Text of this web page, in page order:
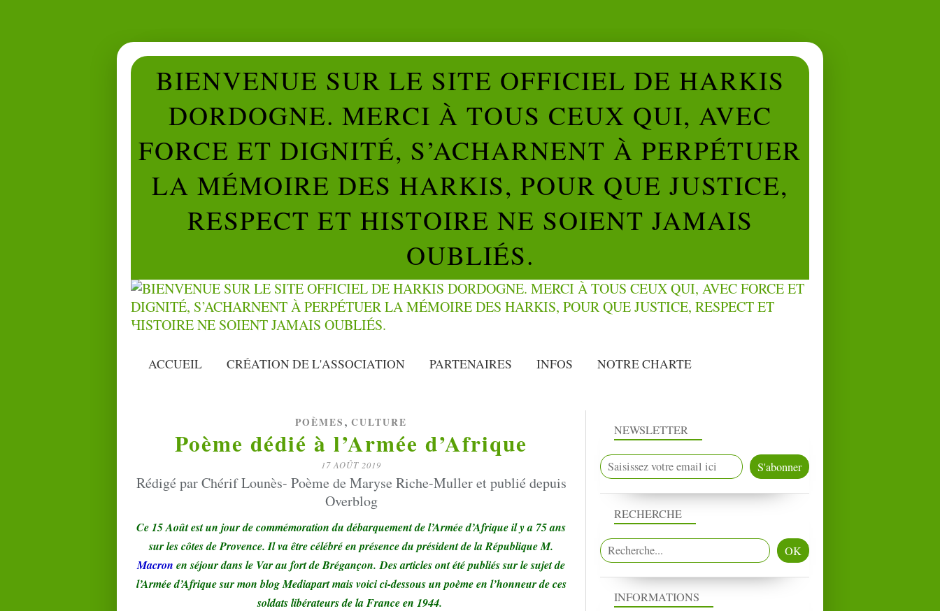
BIENVENUE SUR LE SITE OFFICIEL DE HARKIS
DORDOGNE. MERCI À TOUS CEUX QUI, AVEC
FORCE ET DIGNITÉ, S’ACHARNENT À PERPÉTUER
LA MÉMOIRE DES HARKIS, POUR QUE JUSTICE,
RESPECT ET HISTOIRE NE SOIENT JAMAIS
OUBLIÉS.
ACCUEIL CRÉATION DE L'ASSOCIATION PARTENAIRES INFOS NOTRE CHARTE
POÈMES , CULTURE
Poème dédié à l’Armée d’Afrique
17 AOÛT 2019
Rédigé par Chérif Lounès- Poème de Maryse Riche-Muller et publié depuis
Overblog
Ce 15 Août est un jour de commémoration du débarquement de l’Armée d’Afrique il y a 75 ans
sur les côtes de Provence. Il va être célébré en présence du président de la République M.
Macron en séjour dans le Var au fort de Brégançon. Des articles ont été publiés sur le sujet de
l’Armée d’Afrique sur mon blog Mediapart mais voici ci-dessous un poème en l’honneur de ces
soldats libérateurs de la France en 1944.
NEWSLETTER
RECHERCHE
INFORMATIONS